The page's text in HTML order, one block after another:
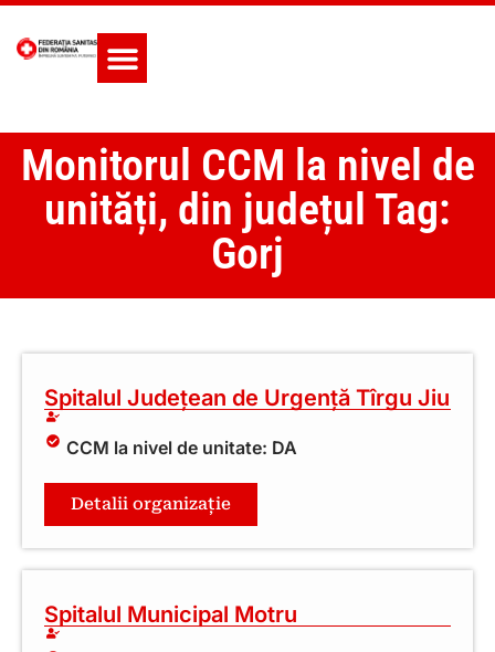
Monitorul CCM la nivel de
unități, din județul Tag:
Gorj
Spitalul Județean de Urgență Tîrgu Jiu
CCM la nivel de unitate: DA
Detalii organizație
Spitalul Municipal Motru